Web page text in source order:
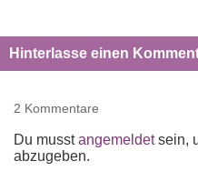
Hinterlasse einen
2 Kommentare
Du musstangemeldetsein,
abzugeben.